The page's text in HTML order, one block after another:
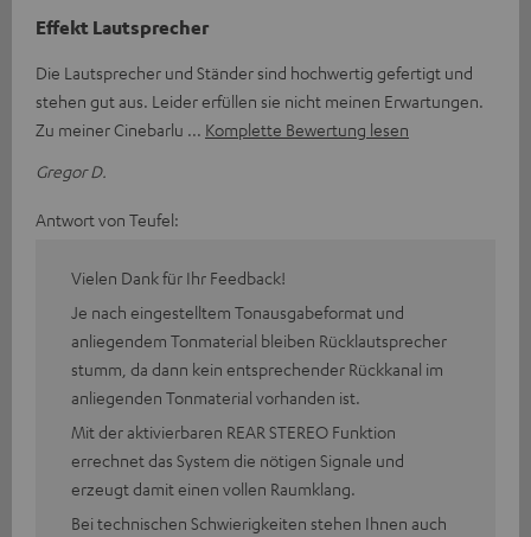
Effekt Lautsprecher
Die Lautsprecher und Ständer sind hochwertig gefertigt und
stehen gut aus. Leider erfüllen sie nicht meinen Erwartungen.
Zu meiner Cinebarlu
Komplette Bewertung lesen
Gregor D.
Antwort von Teufel:
Vielen Dank für Ihr Feedback!
Je nach eingestelltem Tonausgabeformat und
anliegendem Tonmaterial bleiben Rücklautsprecher
stumm, da dann kein entsprechender Rückkanal im
anliegenden Tonmaterial vorhanden ist.
Mit der aktivierbaren REAR STEREO Funktion
errechnet das System die nötigen Signale und
erzeugt damit einen vollen Raumklang.
Bei technischen Schwierigkeiten stehen Ihnen auch